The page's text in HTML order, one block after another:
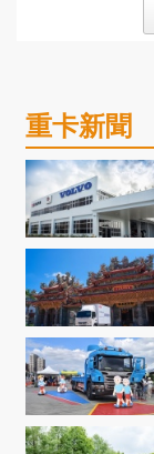
重卡新聞